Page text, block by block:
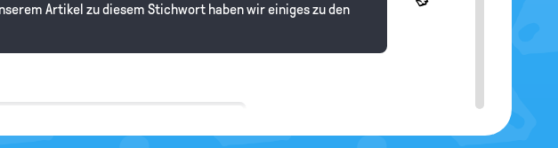
Artikel zu diesem Stichwort haben wir einiges zu den